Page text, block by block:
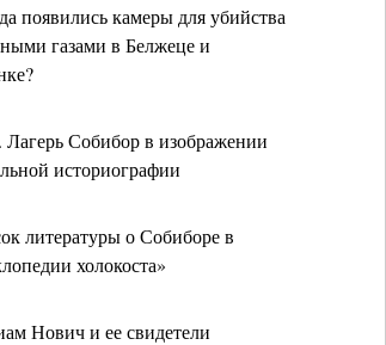
появились камеры для убийства
газами в Белжеце и
Лагерь Собибор в изображении
историографии
литературы о Собиборе в
холокоста»
Нович и ее свидетели